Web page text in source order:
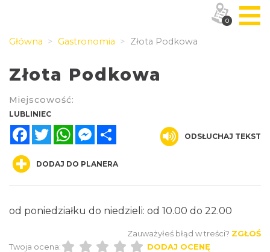
Główna Gastronomia Złota Podkowa
Złota Podkowa
Miejscowość:
LUBLINIEC
FacebookTwitterWhatsAppMessenger
ODSŁUCHAJ TEKST
DODAJ DO PLANERA
od poniedziałku do niedzieli: od 10.00 do 22.00
Zauważyłeś błąd w treści? ZGŁOŚ
Twoja ocena:
DODAJ OCENĘ
0